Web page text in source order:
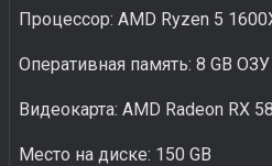
Процессор: AMD Ryzen 5
Оперативная память: 8 GB ОЗУ
Видеокарта: AMD Radeon RX
Место на диске: 150 GB